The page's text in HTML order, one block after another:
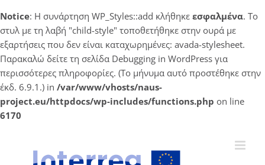
Notice: Η συνάρτηση WP_Styles::add κλήθηκε εσφαλμένα. Το
στυλ με τη λαβή "child-style" τοποθετήθηκε στην ουρά με
εξαρτήσεις που δεν είναι καταχωρημένες: avada-stylesheet.
Παρακαλώ δείτε τη σελίδα Debugging in WordPress για
περισσότερες πληροφορίες. (Το μήνυμα αυτό προστέθηκε στην
έκδ. 6.9.1.) in /var/www/vhosts/naus-
project.eu/httpdocs/wp-includes/functions.php on line
6170
περιεχόμενο